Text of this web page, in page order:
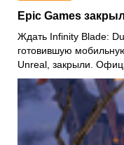
Epic Games
Ждать Infinity Blade:
готовившую
Unreal, закрыли.